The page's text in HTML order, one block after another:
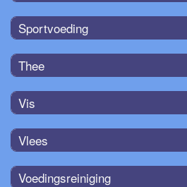
Sportvoeding
Thee
Vis
Vlees
Voedingsreiniging